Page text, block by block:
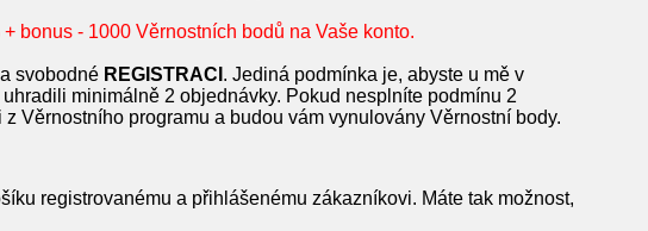
bonus - 1000 Věrnostních bodů na Vaše konto.
svobodné REGISTRACI . Jediná podmínka je, abyste u mě v
minimálně 2 objednávky. Pokud nesplníte podmínu 2
Věrnostního programu a budou vám vynulovány Věrnostní body.
registrovanému a přihlášenému zákazníkovi. Máte tak možnost,